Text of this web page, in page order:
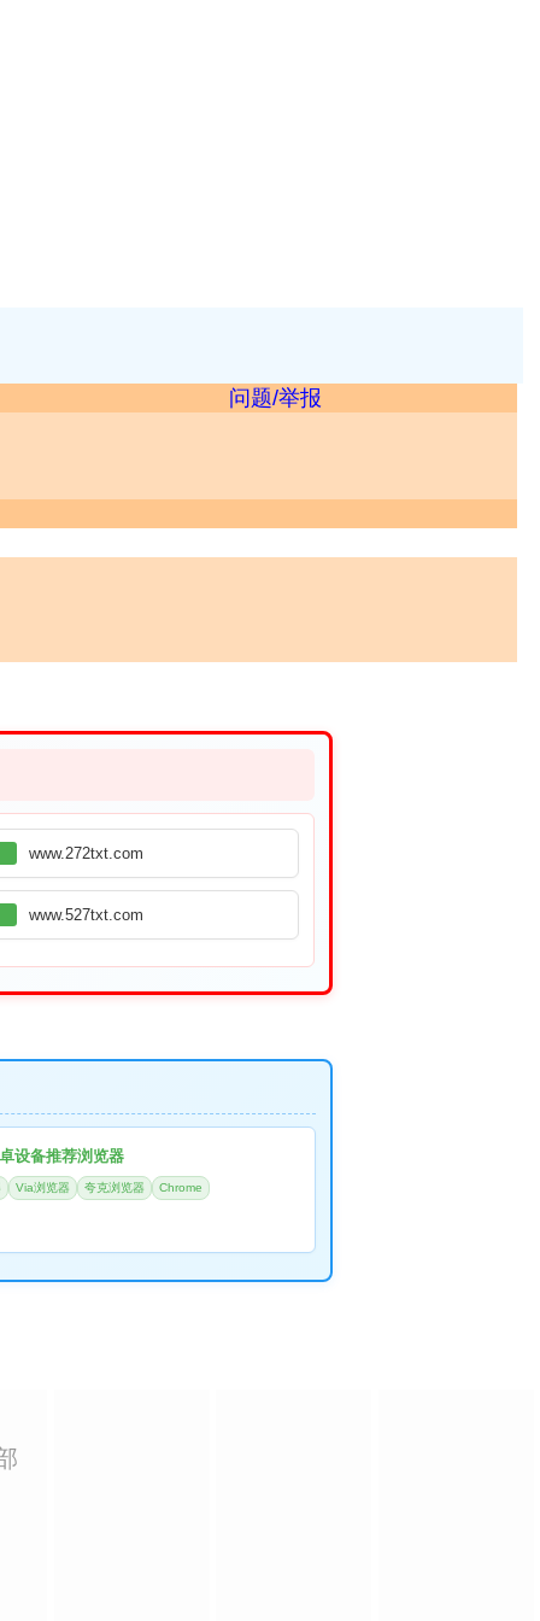
问题/举报
www.272txt.com
www.527txt.com
设备推荐浏览器
Via浏览器 夸克浏览器 Chrome